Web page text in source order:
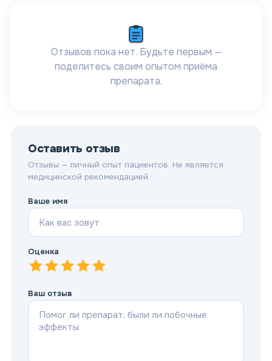
Отзывов пока нет. Будьте первым —
поделитесь своим опытом приёма
препарата.
Оставить отзыв
Отзывы — личный опыт пациентов. Не является
медицинской рекомендацией.
Ваше имя
Оценка
4—
3—Нормально
2—Плохо
1—Очень плохо
Ваш отзыв